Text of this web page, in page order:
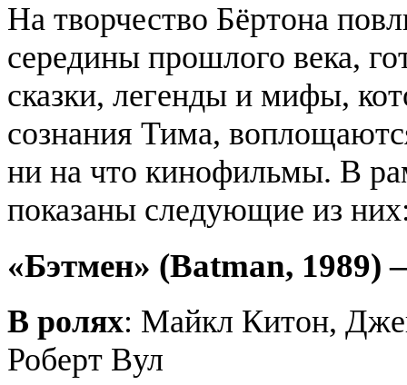
На творчество Бёртона
середины прошлого века,
сказки, легенды и мифы,
сознания Тима,
ни на что кинофильмы. В
показаны следующие из
«Бэтмен» (Batman, 1989)
В ролях: Майкл Китон,
Роберт Вул